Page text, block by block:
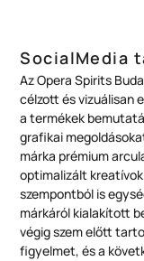
SocialMedia
Az Opera Spirits
célzott és vizuálisan
a termékek
grafikai
márka prémium
optimalizált
szempontból is
márkáról kialakított
végig szem előtt
figyelmet, és a